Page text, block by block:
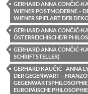
GERHARD ANNA CONČIĆ-
WIENER POSTMODERNE –
WIENER SPIELART DER
GERHARD ANNA CONČIĆ-
ÖSTERREICHISCHE/R
GERHARD ANNA CONČIĆ-
SCHRIFTSTELLER)
GERHARD KAUČIĆ - ANNA
DER GEGENWART –
EUROPÄISCHE PHILOSOPHIE